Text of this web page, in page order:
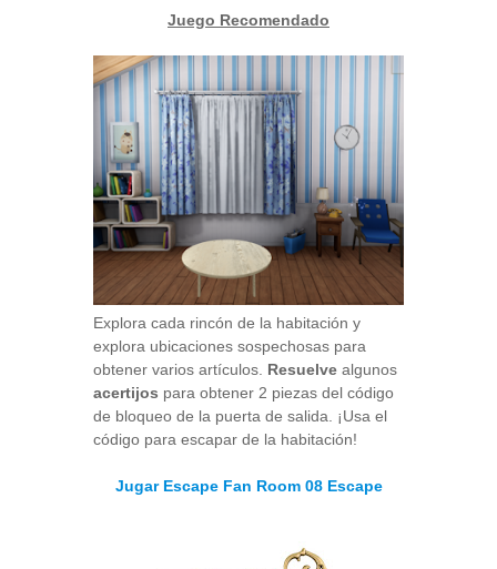
Juego Recomendado
Explora cada rincón de la habitación y
explora ubicaciones sospechosas para
obtener varios artículos. Resuelve algunos
acertijos para obtener 2 piezas del código
de bloqueo de la puerta de salida. ¡Usa el
código para escapar de la habitación!
Jugar Escape Fan Room 08 Escape